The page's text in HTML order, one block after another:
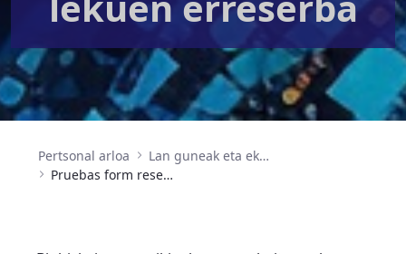
Pertsonal arloa
Lan guneak eta ekitaldien antolaketa
Pruebas form reserva salas